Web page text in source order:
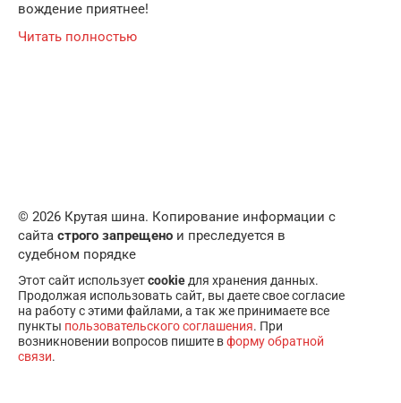
вождение приятнее!
Читать полностью
© 2026 Крутая шина. Копирование информации с
сайта строго запрещено и преследуется в
судебном порядке
Этот сайт используетcookie для хранения данных.
Продолжая использовать сайт, вы даете свое согласие
на работу с этими файлами, а так же принимаете все
пункты пользовательского соглашения. При
возникновении вопросов пишите вформу обратной
связи.